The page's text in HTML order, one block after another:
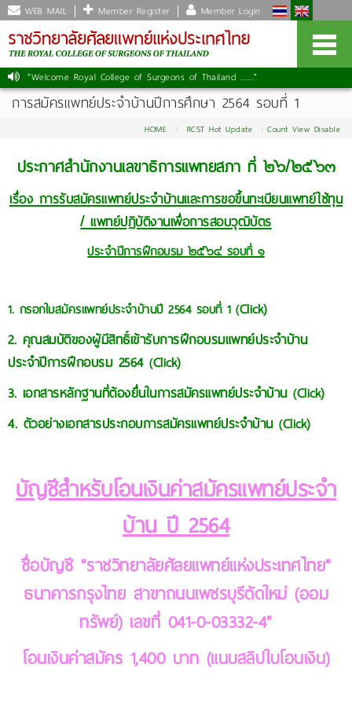
WEB MAIL Member Register Member Login
"Welcome Royal College of Surgeons of Thailand ......."
การสมัครแพทย์ประจำบ้านปีการศึกษา 2564 รอบที่ 1
HOME RCST Hot Update Count View Disable
ประกาศสํานักงานเลขาธิการแพทยสภา ที่ ๒๖/๒๕๖๓
เรื่อง การรับสมัครแพทย์ประจําบ้านและการขอขึ้นทะเบียนแพทย์ใช้ทุน
/ แพทย์ปฏิบัติงานเพื่อการสอบวุฒิบัตร
ประจําปีการฝึกอบรม ๒๕๖๔ รอบที่ ๑
1. กรอกใบสมัครแพทย์ประจำบ้านปี 2564 รอบที่ 1 (Click)
2. คุณสมบัติของผู้มีสิทธิ์เข้ารับการฝึกอบรมแพทย์ประจำบ้าน
ประจำปีการฝึกอบรม 2564 (Click)
3. เอกสารหลักฐานที่ต้องยื่นในการสมัครแพทย์ประจำบ้าน (Click)
4. ตัวอย่างเอกสารประกอบการสมัครแพทย์ประจำบ้าน (Click)
บัญชีสำหรับโอนเงินค่าสมัครแพทย์ประจำ
บ้าน ปี 2564
ชื่อบัญชี "ราชวิทยาลัยศัลยแพทย์แห่งประเทศไทย"
ธนาคารกรุงไทย สาขาถนนเพชรบุรีตัดใหม่ (ออม
ทรัพย์) เลขทีี่ 041-0-03332-4"
โอนเงินค่าสมัคร 1,400 บาท (แนบสลิปใบโอนเงิน)